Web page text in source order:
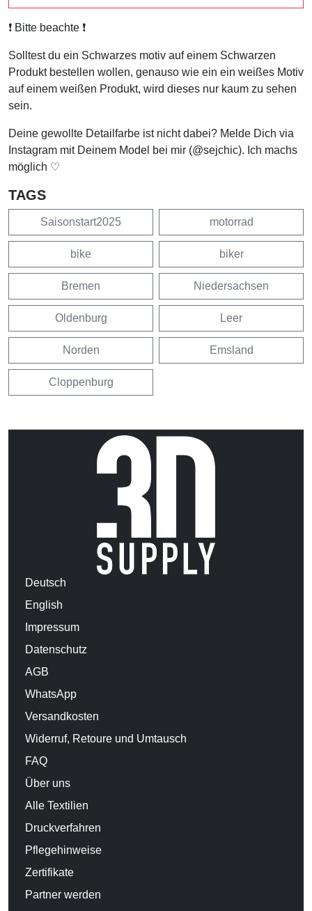
❗️ Bitte beachte ❗️
Solltest du ein Schwarzes motiv auf einem Schwarzen
Produkt bestellen wollen, genauso wie ein ein weißes Motiv
auf einem weißen Produkt, wird dieses nur kaum zu sehen
sein.
Deine gewollte Detailfarbe ist nicht dabei? Melde Dich via
Instagram mit Deinem Model bei mir (@sejchic). Ich machs
möglich ♡
TAGS
Saisonstart2025 motorrad
bike biker
Bremen Niedersachsen
Oldenburg Leer
Norden Emsland
Cloppenburg
Deutsch
English
Impressum
Datenschutz
AGB
WhatsApp
Versandkosten
Widerruf, Retoure und Umtausch
FAQ
Über uns
Alle Textilien
Druckverfahren
Pflegehinweise
Zertifikate
Partner werden